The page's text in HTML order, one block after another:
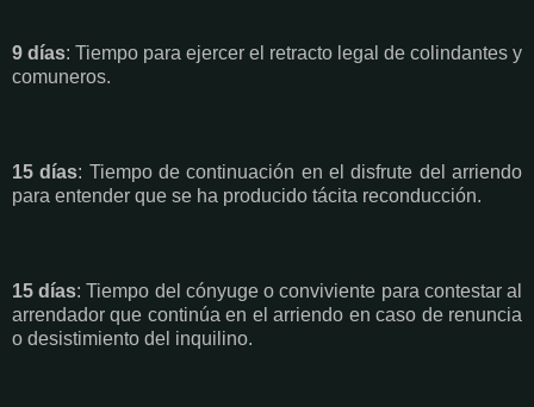
9 días: Tiempo para ejercer el retracto legal de colindantes y
comuneros.
15 días: Tiempo de continuación en el disfrute del arriendo
para entender que se ha producido tácita reconducción.
15 días: Tiempo del cónyuge o conviviente para contestar al
arrendador que continúa en el arriendo en caso de renuncia
o desistimiento del inquilino.